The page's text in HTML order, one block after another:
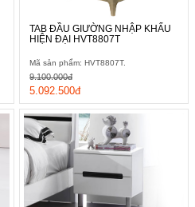
TAB ĐẦU GIƯỜNG NHẬP KHẨU
HIỆN ĐẠI HVT8807T
Mã sản phẩm: HVT8807T.
5.092.500đ
9.100.000đ